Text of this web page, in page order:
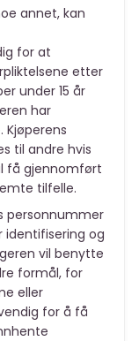
annet, kan
for at
etter
under 15 år
har
til andre hvis
få gjennomført
tilfelle.
personnummer
identifisering og
vil benytte
formål, for
eller
for å få